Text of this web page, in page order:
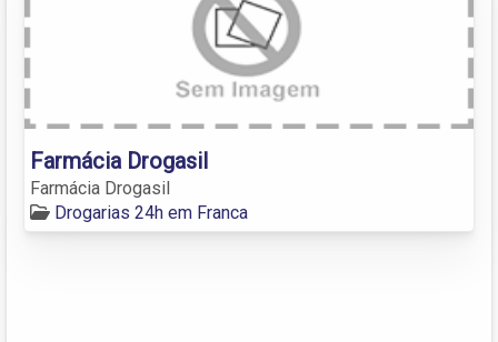
Farmácia Drogasil
Farmácia Drogasil
Drogarias 24h em Franca